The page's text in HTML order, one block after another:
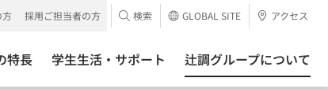
特長 学生生活・サポート 辻調グループについて
方 採用ご担当者の方 検索 GLOBAL SITE アクセス